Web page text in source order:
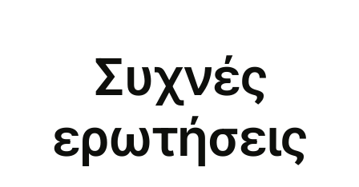
Συχνές
ερωτήσεις